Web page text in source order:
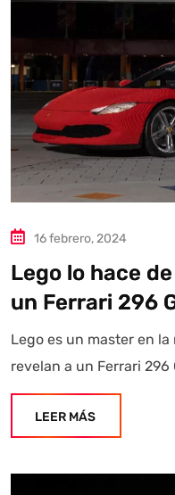
16 febrero, 2024
Lego lo hace
un Ferrari 296
Lego es un master en
revelan a un Ferrari 296
LEER MÁS
Autoanalítica IA
buscando? "Este
información referencial
Asistente con IA en
diariamente su exactitud."